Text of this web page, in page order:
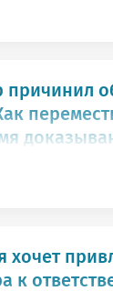
причинил
хочет
к